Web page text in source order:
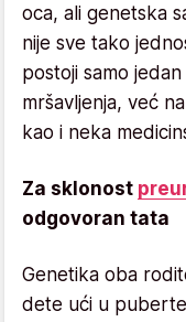
oca, ali genetska
nije sve tako
postoji samo
mršavljenja, već
kao i neka
Za sklonost
odgovoran tata
Genetika oba
dete ući u